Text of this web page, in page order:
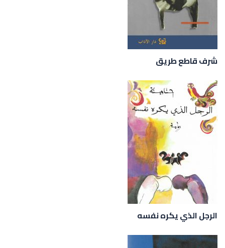
شرف قاطع طريق
الرجل الذي يكره نفسه